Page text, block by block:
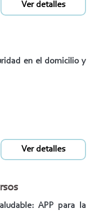
Ver detalles
en el domicilio y
Ver detalles
APP para la